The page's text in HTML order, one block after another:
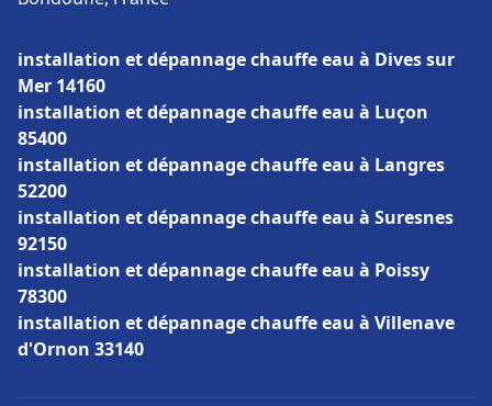
installation et dépannage chauffe eau à Dives sur
Mer 14160
installation et dépannage chauffe eau à Luçon
85400
installation et dépannage chauffe eau à Langres
52200
installation et dépannage chauffe eau à Suresnes
92150
installation et dépannage chauffe eau à Poissy
78300
installation et dépannage chauffe eau à Villenave
d'Ornon 33140